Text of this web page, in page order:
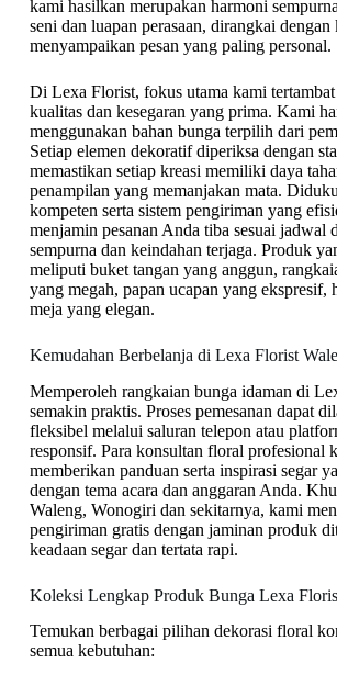
kami hasilkan merupakan harmoni
seni dan luapan perasaan, dirangkai
menyampaikan pesan yang paling personal.
Di Lexa Florist, fokus utama kami tertambat
kualitas dan kesegaran yang prima. Kami
menggunakan bahan bunga terpilih dari
Setiap elemen dekoratif diperiksa dengan
memastikan setiap kreasi memiliki daya
penampilan yang memanjakan mata.
kompeten serta sistem pengiriman yang
menjamin pesanan Anda tiba sesuai jadwal
sempurna dan keindahan terjaga. Produk
meliputi buket tangan yang anggun,
yang megah, papan ucapan yang ekspresif,
meja yang elegan.
Kemudahan Berbelanja di Lexa Florist
Memperoleh rangkaian bunga idaman di
semakin praktis. Proses pemesanan dapat
fleksibel melalui saluran telepon atau
responsif. Para konsultan floral profesional
memberikan panduan serta inspirasi segar
dengan tema acara dan anggaran Anda.
Waleng, Wonogiri dan sekitarnya, kami
pengiriman gratis dengan jaminan produk
keadaan segar dan tertata rapi.
Koleksi Lengkap Produk Bunga Lexa
Temukan berbagai pilihan dekorasi floral
semua kebutuhan: